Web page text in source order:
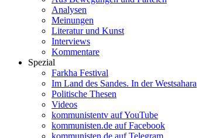
Analysen
Meinungen
Literatur und Kunst
Interviews
Kommentare
Spezial
Farkha Festival
Im Land des Sandes. In der Westsahara
Politische Thesen
Videos
kommunistentv auf YouTube
kommunisten.de auf Facebook
kommunisten.de auf Telegram